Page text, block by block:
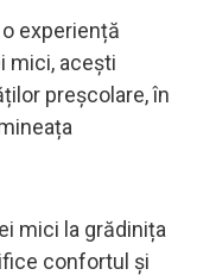
experiență
mici, acești
preșcolare, în
mici la grădinița
confortul și